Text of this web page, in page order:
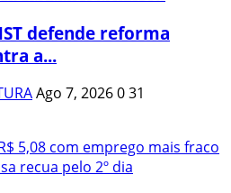
defende reforma
a...
Ago 7, 2026031